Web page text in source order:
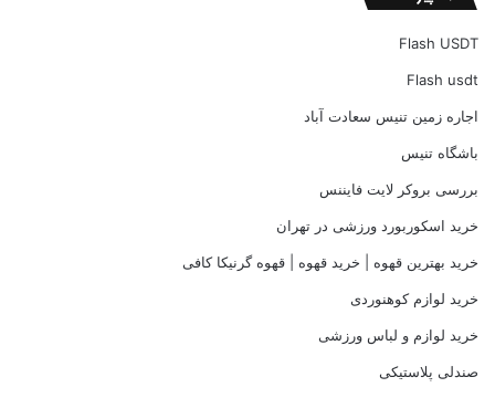
Flash USDT
Flash usdt
اجاره زمین تنیس سعادت آباد
باشگاه تنیس
بررسی بروکر لایت فایننس
خرید اسکوربورد ورزشی در تهران
خرید بهترین قهوه | خرید قهوه | قهوه گرنیکا کافی
خرید لوازم کوهنوردی
خرید لوازم و لباس ورزشی
صندلی پلاستیکی